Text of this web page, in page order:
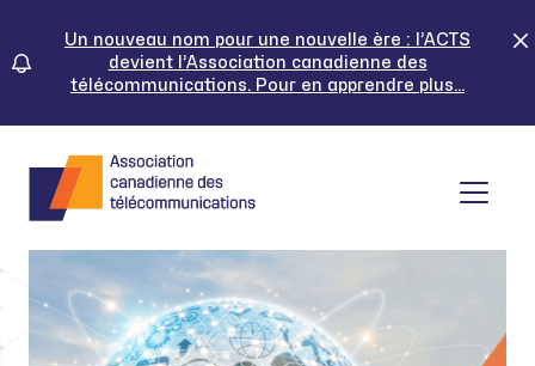
content
Un nouveau nom pour une nouvelle ère : l’ACTS
devient l’Association canadienne des
télécommunications. Pour en apprendre plus...